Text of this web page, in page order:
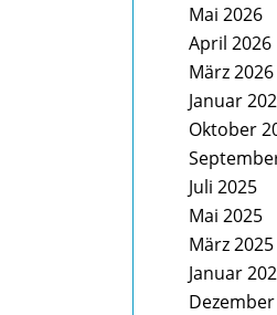
Mai 2026
April 2026
März 2026
Januar
Oktober
Juli 2025
Mai 2025
März 2025
Januar